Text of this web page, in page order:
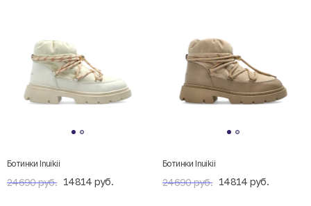
Ботинки Inuikii
24690 руб. 14814 руб.
Ботинки Inuikii
24690 руб. 14814 руб.